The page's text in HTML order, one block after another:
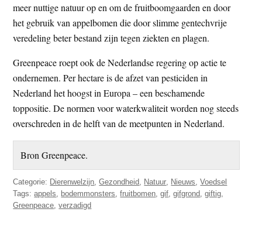
meer nuttige natuur op en om de fruitboomgaarden en door
het gebruik van appelbomen die door slimme gentechvrije
veredeling beter bestand zijn tegen ziekten en plagen.
Greenpeace roept ook de Nederlandse regering op actie te
ondernemen. Per hectare is de afzet van pesticiden in
Nederland het hoogst in Europa – een beschamende
toppositie. De normen voor waterkwaliteit worden nog steeds
overschreden in de helft van de meetpunten in Nederland.
Bron Greenpeace.
Categorie: Dierenwelzijn,Gezondheid, Natuur, Nieuws,Voedsel
Tags:appels, bodemmonsters,fruitbomen,gif,gifgrond,giftig,
Greenpeace,verzadigd